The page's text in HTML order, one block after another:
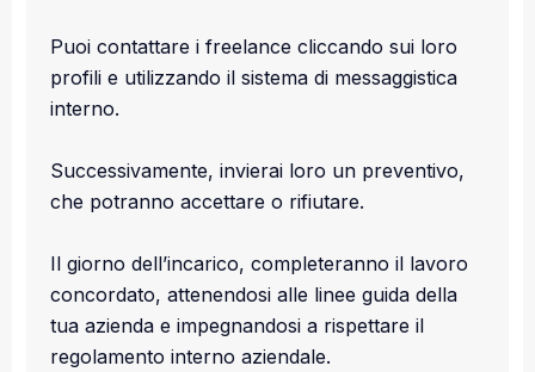
Puoi contattare i freelance cliccando sui loro
profili e utilizzando il sistema di messaggistica
interno.
Successivamente, invierai loro un preventivo,
che potranno accettare o rifiutare.
Il giorno dell’incarico, completeranno il lavoro
concordato, attenendosi alle linee guida della
tua azienda e impegnandosi a rispettare il
regolamento interno aziendale.